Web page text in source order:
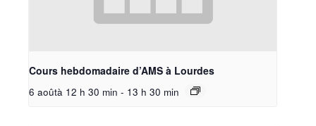
Cours hebdomadaire d’AMS à Lourdes
6 aoûtà 12 h 30 min - 13 h 30 min